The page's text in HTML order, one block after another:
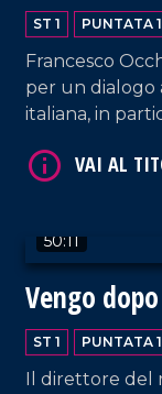
ST 1 PUNTATA
Francesco
per un dialogo
italiana, in
anche
50:11
Vengo
ST 1 PUNTATA
Il direttore del
VAI AL TITOLO
VAI AL TITOLO